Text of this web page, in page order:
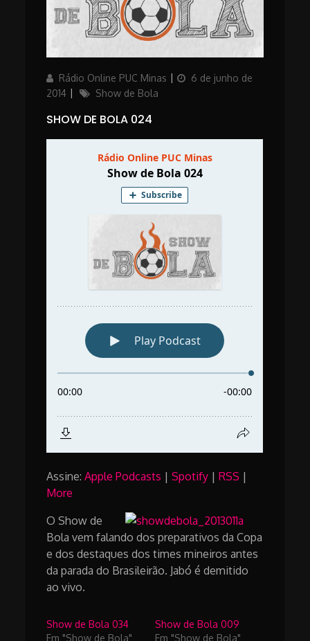
AuthorRádio Online PUC Minas
Updated
6 de junho de
2014
Categories
Show de Bola
SHOW DE BOLA 024
Assine:Apple Podcasts |Spotify |RSS |
More
O Show de
Bola vem falando dos preparativos da Copa
e dos destaques dos times mineiros antes
da parada do Brasileirão. Jabó é demitido
ao vivo.
Show de Bola 034
Em "Show de Bola"
Show de Bola 009
Em "Show de Bola"